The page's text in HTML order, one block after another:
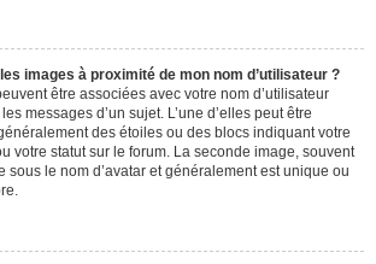
images à proximité de mon nom d’utilisateur ?
être associées avec votre nom d’utilisateur
messages d’un sujet. L’une d’elles peut être
des étoiles ou des blocs indiquant votre
votre statut sur le forum. La seconde image, souvent
sous le nom d’avatar et généralement est unique ou